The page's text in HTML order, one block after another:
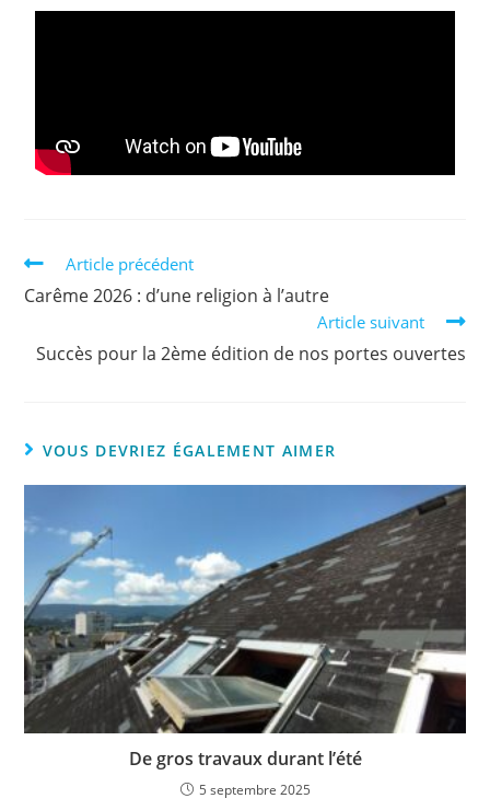
Article précédent
Carême 2026 : d’une religion à l’autre
Article suivant
Succès pour la 2ème édition de nos portes ouvertes
VOUS DEVRIEZ ÉGALEMENT AIMER
De gros travaux durant l’été
5 septembre 2025